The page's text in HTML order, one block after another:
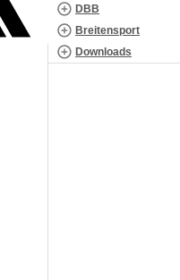
DBB
Breitensport
Downloads